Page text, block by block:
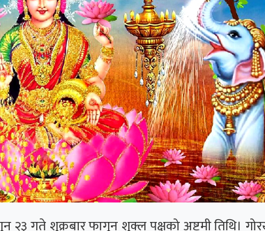
गते शुक्रबार फागुन शुक्ल पक्षको अष्टमी तिथि।